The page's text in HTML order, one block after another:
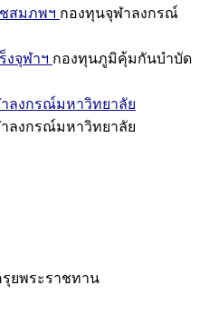
สมภพฯ กองทุนจุฬาลงกรณ์
งจุฬาฯ กองทุนภูมิคุ้มกันบำบัด
ลงกรณ์มหาวิทยาลัย
ลงกรณ์มหาวิทยาลัย
รุยพระราชทาน